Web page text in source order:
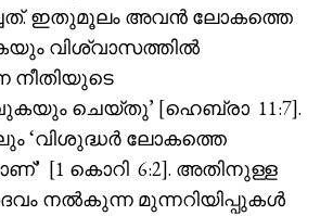
ഇതുമൂലം അവൻ ലോകത്തെ
വിശ്വാസത്തിൽ
നീതിയുടെ
ചെയ്‌തു’ [ഹെബ്രാ 11:7].
‘വിശുദ്ധർ ലോകത്തെ
[1 കൊറി 6:2]. അതിനുള്ള
നൽകുന്ന മുന്നറിയിപ്പുകൾ